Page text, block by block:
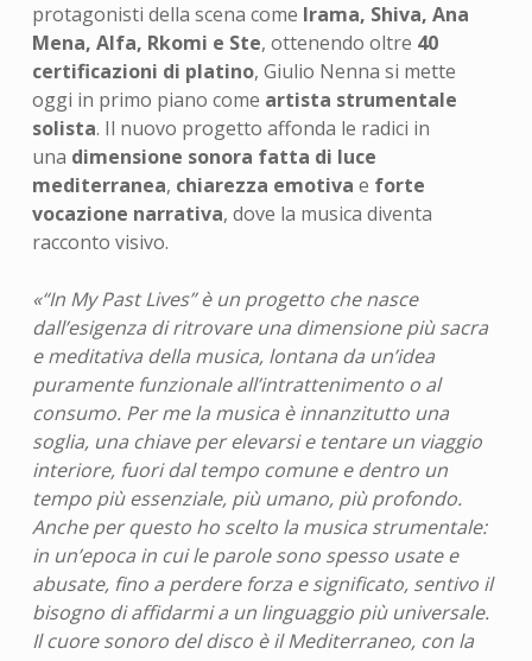
protagonisti della scena come Irama, Shiva, Ana
Mena, Alfa, Rkomi e Ste, ottenendo oltre 40
certificazioni di platino, Giulio Nenna si mette
oggi in primo piano come artista strumentale
solista. Il nuovo progetto affonda le radici in
una dimensione sonora fatta di luce
mediterranea, chiarezza emotiva e forte
vocazione narrativa, dove la musica diventa
racconto visivo.
«“In My Past Lives” è un progetto che nasce
dall’esigenza di ritrovare una dimensione più sacra
e meditativa della musica, lontana da un’idea
puramente funzionale all’intrattenimento o al
consumo. Per me la musica è innanzitutto una
soglia, una chiave per elevarsi e tentare un viaggio
interiore, fuori dal tempo comune e dentro un
tempo più essenziale, più umano, più profondo.
Anche per questo ho scelto la musica strumentale:
in un’epoca in cui le parole sono spesso usate e
abusate, fino a perdere forza e significato, sentivo il
bisogno di affidarmi a un linguaggio più universale.
Il cuore sonoro del disco è il Mediterraneo, con la